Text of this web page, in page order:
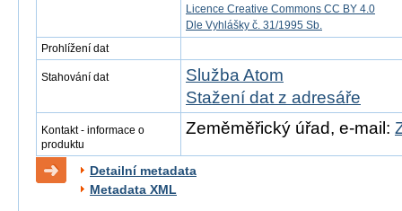
Licence Creative Commons CC BY 4.0
Dle Vyhlášky č. 31/1995 Sb.
Prohlížení dat
Stahování dat
Služba Atom
Stažení dat z adresáře
Kontakt - informace o
produktu
Zeměměřický úřad, e-mail:
Detailní metadata
Metadata XML